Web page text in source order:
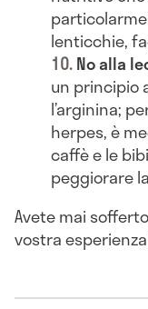
lenticchie,
No alla
un principio
l’arginina;
herpes, è
caffè e le
peggiorare
Avete mai
vostra